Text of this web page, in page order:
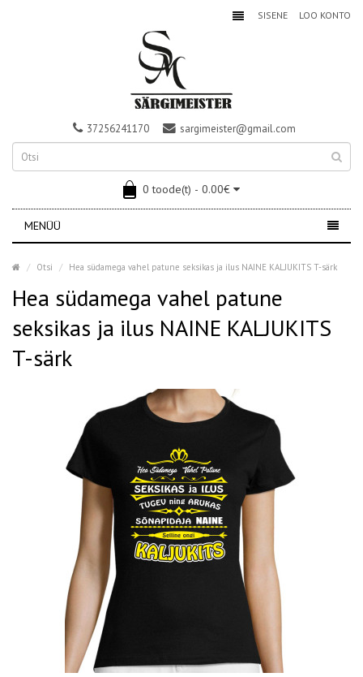
SISENE LOO KONTO
37256241170 sargimeister@gmail.com
0 toode(t) - 0.00€
MENÜÜ
Otsi Hea südamega vahel patune seksikas ja ilus NAINE KALJUKITS T-särk
Hea südamega vahel patune
seksikas ja ilus NAINE KALJUKITS
T-särk